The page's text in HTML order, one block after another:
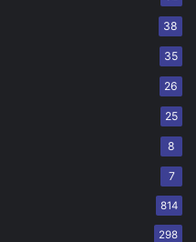
38
35
26
25
8
7
814
298